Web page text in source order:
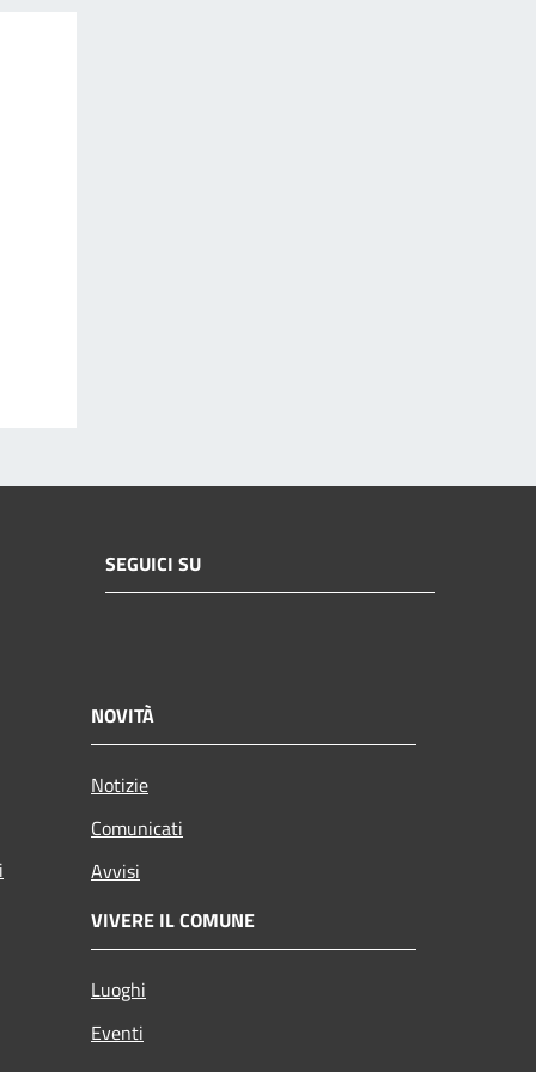
SEGUICI SU
NOVITÀ
Notizie
Comunicati
Avvisi
VIVERE IL COMUNE
Luoghi
Eventi